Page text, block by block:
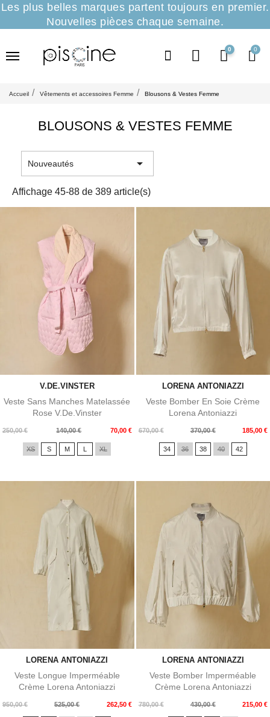
Les plus belles marques partent toujours en premier.
Nouvelles pièces chaque semaine.
0
Accueil Vêtements et accessoires Femme Blousons & Vestes Femme
BLOUSONS & VESTES FEMME
Nouveautés 
Affichage 45-88 de 389 article(s)
V.DE.VINSTER
Veste Sans Manches Matelassée
Rose V.de.Vinster
250,00 €
Prix
140,00 € 70,00 €
Prix
XS S M L XL
LORENA ANTONIAZZI
Veste Bomber En Soie Crème
Lorena Antoniazzi
670,00 €
Prix
370,00 € 185,00 €
Prix
34 36 38 40 42
LORENA ANTONIAZZI
Veste Longue Imperméable
Crème Lorena Antoniazzi
950,00 €
Prix
525,00 € 262,50 €
Prix
LORENA ANTONIAZZI
Veste Bomber Imperméable
Crème Lorena Antoniazzi
780,00 €
Prix
430,00 € 215,00 €
Prix